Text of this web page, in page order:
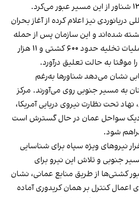
دریانوردی نیز اعلام کرده از آغاز بحران
دریانورد کشته شده‌اند و این سازمان پس از حمله
به کشتی سنگاپوری، عملیات تخلیه حدود ۶۰۰ کشتی و ۱۱ هزار
موقتا به حالت تعلیق درآورد.
نشان می‌دهد شناورها به‌رغم
به مسیر جنوبی روی می‌آورند. مرکز
تحت نظارت نیروی دریایی آمریکا،
سواحل عمان در حال گسترش است
شود.
نیروهای ویژه سپاه برای شناسایی
جنوبی و تلاش این نیرو برای
کشتی‌ها از طریق منابع عمانی، نشان
اعمال کنترل بر همان کریدوری آماده